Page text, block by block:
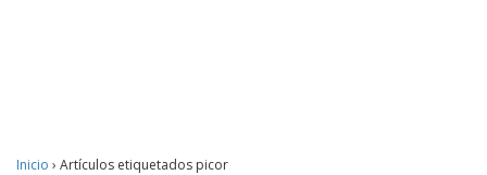
Inicio › Artículos etiquetados picor